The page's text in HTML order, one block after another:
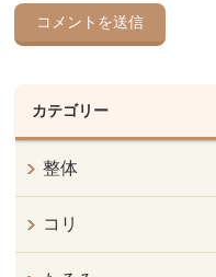
カテゴリー
整体
コリ